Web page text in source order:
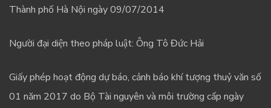
Thành phố Hà Nội ngày 09/07/2014
Người đại diện theo pháp luật: Ông Tô Đức Hải
Giấy phép hoạt động dự báo, cảnh báo khí tượng thuỷ văn số
01 năm 2017 do Bộ Tài nguyên và môi trường cấp ngày